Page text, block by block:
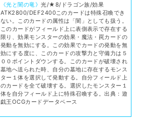
《光と闇の竜》光/★8/ドラゴン族/効果
ATK2800/DEF2400このカードは特殊召喚でき
ない。このカードの属性は「闇」としても扱う。
このカードがフィールド上に表側表示で存在する
限り、効果モンスターの効果・魔法・罠カードの
発動を無効にする。この効果でカードの発動を無
効にする度に、このカードの攻撃力と守備力は５
００ポイントダウンする。このカードが破壊され
墓地へ送られた時、自分の墓地に存在するモンス
ター１体を選択して発動する。自分フィールド上
のカードを全て破壊する。選択したモンスター１
体を自分フィールド上に特殊召喚する。出典：遊
戯王OCGカードデータベース